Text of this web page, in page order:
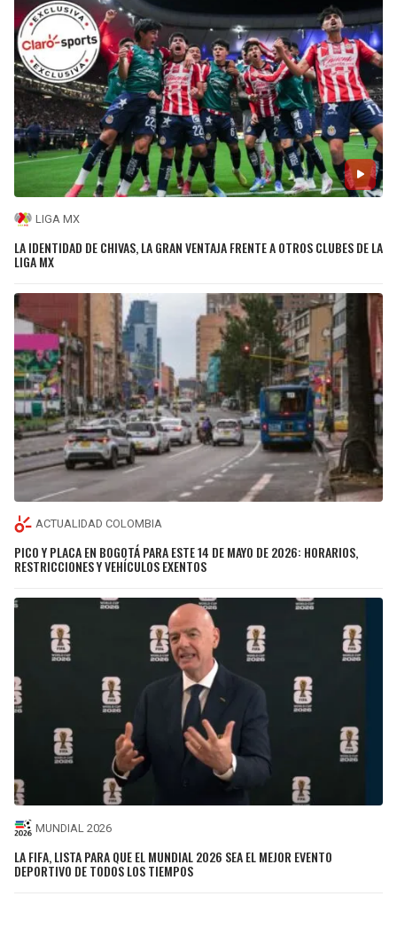
LIGA MX
LA IDENTIDAD DE CHIVAS, LA GRAN VENTAJA FRENTE A OTROS CLUBES DE LA
LIGA MX
ACTUALIDAD COLOMBIA
PICO Y PLACA EN BOGOTÁ PARA ESTE 14 DE MAYO DE 2026: HORARIOS,
RESTRICCIONES Y VEHÍCULOS EXENTOS
MUNDIAL 2026
LA FIFA, LISTA PARA QUE EL MUNDIAL 2026 SEA EL MEJOR EVENTO
DEPORTIVO DE TODOS LOS TIEMPOS